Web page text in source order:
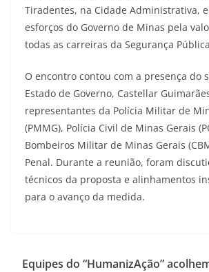
Tiradentes, na Cidade Administrativa,
esforços do Governo de Minas pela
todas as carreiras da Segurança
O encontro contou com a presença do
Estado de Governo, Castellar
representantes da Polícia Militar de
(PMMG), Polícia Civil de Minas Gerais
Bombeiros Militar de Minas Gerais
Penal. Durante a reunião, foram
técnicos da proposta e alinhamentos
para o avanço da medida.
Equipes do “HumanizAção”